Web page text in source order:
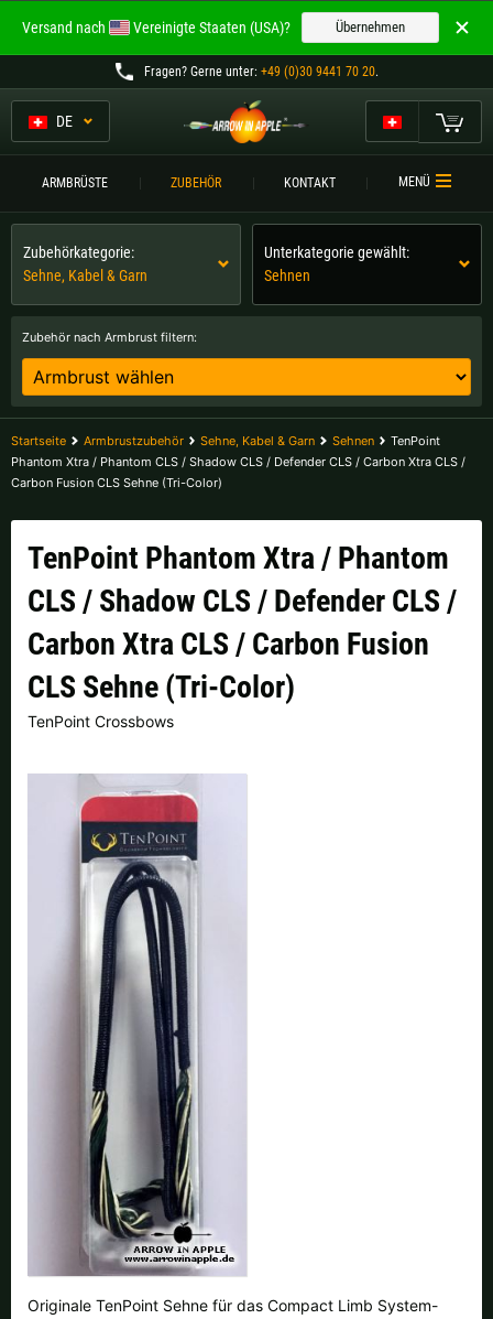
DE
ARMBRÜSTE ZUBEHÖR KONTAKT MENÜ
Zubehör nach Armbrust filtern:
Zubehörkategorie:
Sehne, Kabel & Garn
Unterkategorie gewählt:
Sehnen
Startseite Armbrustzubehör Sehne, Kabel & Garn Sehnen
TenPoint
Phantom Xtra / Phantom CLS / Shadow CLS / Defender CLS / Carbon Xtra CLS /
Carbon Fusion CLS Sehne (Tri-Color)
TenPoint Phantom Xtra / Phantom
CLS / Shadow CLS / Defender CLS /
Carbon Xtra CLS / Carbon Fusion
CLS Sehne (Tri-Color)
TenPoint Crossbows
Originale TenPoint Sehne für das Compact Limb System-
Willkommen bei
ARROW IN APPLE
Die besten Armbrüste.
Bitte wählen Sie Ihre Sprache aus:
Englisch Deutsch (DE)
Deutsch (AT) Deutsch (CH)
Bitte wählen Sie Ihre Versandregion:
Belgien |€ Bulgarien |лв
Deutschland |€ Estland |€
Italien | € Kroatien |kn
Lettland |€ Litauen |€
Niederlande | € Österreich |€
Portugal | €
Slowenien |
Tschechien |Kč
weitere Länder, siehe unten
Alle verfügbaren Versandregionen:
Sollte Ihr Land nicht verfübar sein, keine Sorge - wählen Sie einfach
"Schweiz" aus. Und erfragen die Versandkosten bei der Bestellung.
Versand nach Vereinigte Staaten (USA)? Übernehmen
Fragen? Gerne unter: +49 (0)30 9441 70 20.
Die besten Armbrüste.
Mein Warenkorb
ARMBRÜSTE
ARMBRUSTVERGLEICH
ZUBEHÖR
SERVICE
KONTAKT